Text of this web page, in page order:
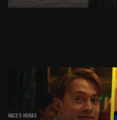
HACE 5 HORAS